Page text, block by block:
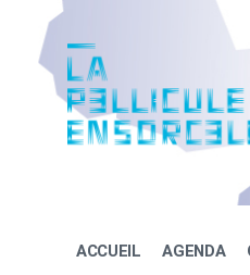
content
navigation
footer
ACCUEIL AGENDA